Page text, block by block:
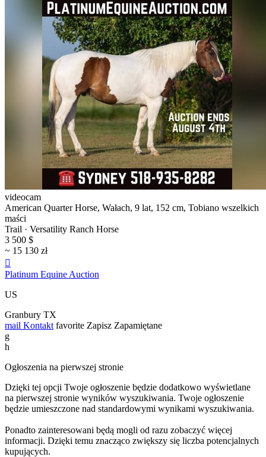
videocam
American Quarter Horse, Wałach, 9 lat, 152 cm, Tobiano wszelkich
maści
Trail · Versatility Ranch Horse
3 500 $
~ 15 130 zł

Platinum Equine Auction
US
Granbury TX
mail Kontakt favorite Zapisz Zapamiętane
g
h
Ogłoszenia na pierwszej stronie
Dzięki tej opcji Twoje ogłoszenie będzie dodatkowo wyświetlane
na pierwszej stronie wyników wyszukiwania. Twoje ogłoszenie
będzie umieszczone nad standardowymi wynikami wyszukiwania.
Ponadto zainteresowani będą mogli od razu zobaczyć więcej
informacji. Dzięki temu znacząco zwiększy się liczba potencjalnych
kupujących.